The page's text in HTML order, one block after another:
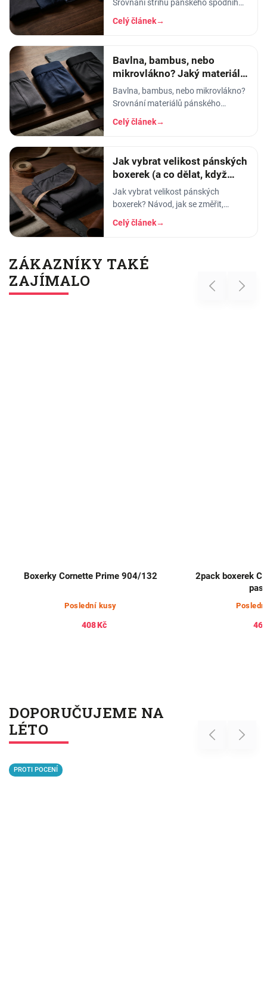
Srovnání střihů pánského spodního
prádla - pohodlí, opora, pod jaké
kalhoty a na jakou příležitost se
Celý článek→
Bavlna, bambus, nebo
mikrovlákno? Jaký materiál
pánského prádla vybrat
Bavlna, bambus, nebo mikrovlákno?
Srovnání materiálů pánského
spodního prádla - prodyšnost,
savost, trvanlivost a pro koho se
Celý článek→
Jak vybrat velikost pánských
boxerek (a co dělat, když
tlačí)
Jak vybrat velikost pánských
boxerek? Návod, jak se změřit,
orientační tabulka velikostí a tipy, co
dělat, když boxerky tlačí nebo se
Celý článek→
ZÁKAZNÍKY TAKÉ
ZAJÍMALO
Previous
Boxerky Cornette Prime 904/132
Poslední kusy
408 Kč
2pack boxerek
Next
DOPORUČUJEME NA
LÉTO
Previous
PROTI POCENÍ
Next